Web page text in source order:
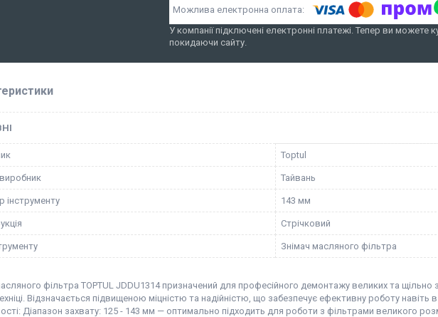
У компанії підключені електронні платежі. Тепер ви можете
покидаючи сайту.
Toptul
Тайвань
інструменту 143 мм
Стрічковий
Знімач масляного фільтра
фільтра TOPTUL JDDU1314 призначений для професійного демонтажу великих та щільно
Відзначається підвищеною міцністю та надійністю, що забезпечує ефективну роботу
Діапазон захвату: 125 - 143 мм — оптимально підходить для роботи з фільтрами великого